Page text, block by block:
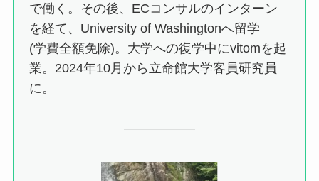
で働く。その後、ECコンサルのインターン
を経て、University of Washingtonへ留学
(学費全額免除)。大学への復学中にvitomを起
業。2024年10月から立命館大学客員研究員
に。